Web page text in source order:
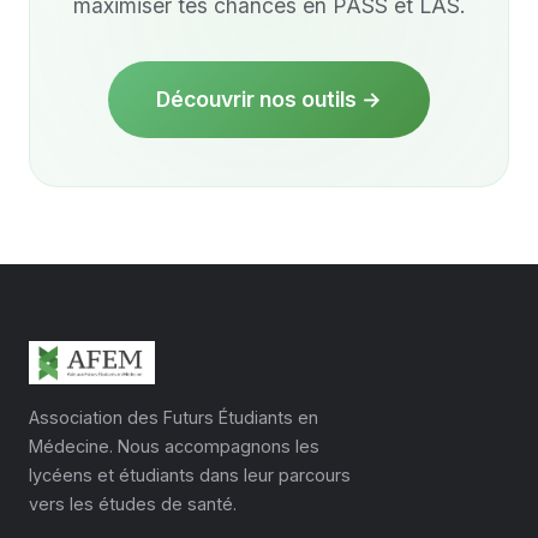
maximiser tes chances en PASS et LAS.
Découvrir nos outils →
Association des Futurs Étudiants en
Médecine. Nous accompagnons les
lycéens et étudiants dans leur parcours
vers les études de santé.